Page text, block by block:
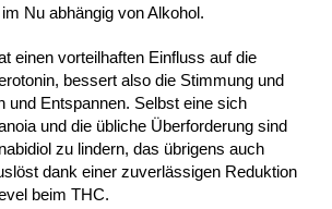
Nu abhängig von Alkohol.
einen vorteilhaften Einfluss auf die
bessert also die Stimmung und
und Entspannen. Selbst eine sich
und die übliche Überforderung sind
zu lindern, das übrigens auch
dank einer zuverlässigen Reduktion
beim THC.